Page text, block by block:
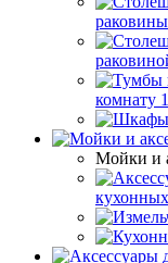
раковины
комнату
Мойки и